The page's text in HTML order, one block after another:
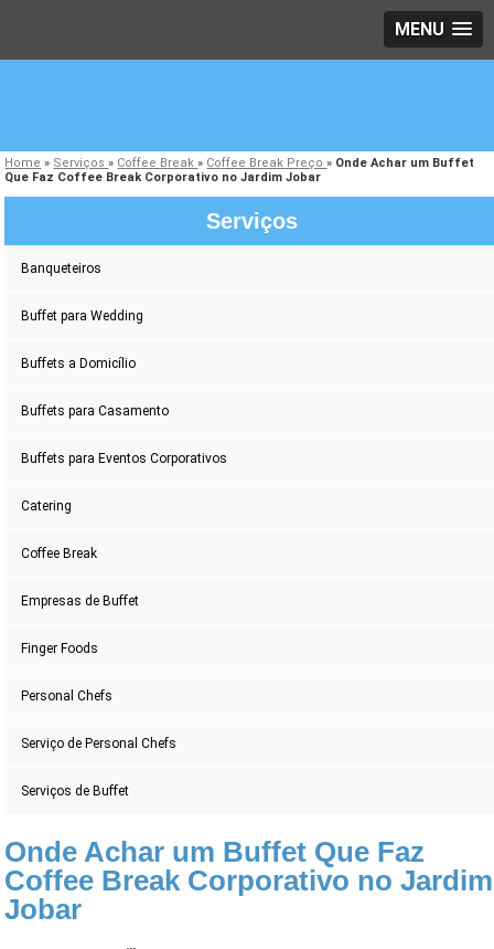
MENU
Home » Serviços» Coffee Break» Coffee Break Preço» Onde Achar um Buffet
Que Faz Coffee Break Corporativo no Jardim Jobar
Serviços
Banqueteiros
Buffet para Wedding
Buffets a Domicílio
Buffets para Casamento
Buffets para Eventos Corporativos
Catering
Coffee Break
Empresas de Buffet
Finger Foods
Personal Chefs
Serviço de Personal Chefs
Serviços de Buffet
Onde Achar um Buffet Que Faz
Coffee Break Corporativo no Jardim
Jobar